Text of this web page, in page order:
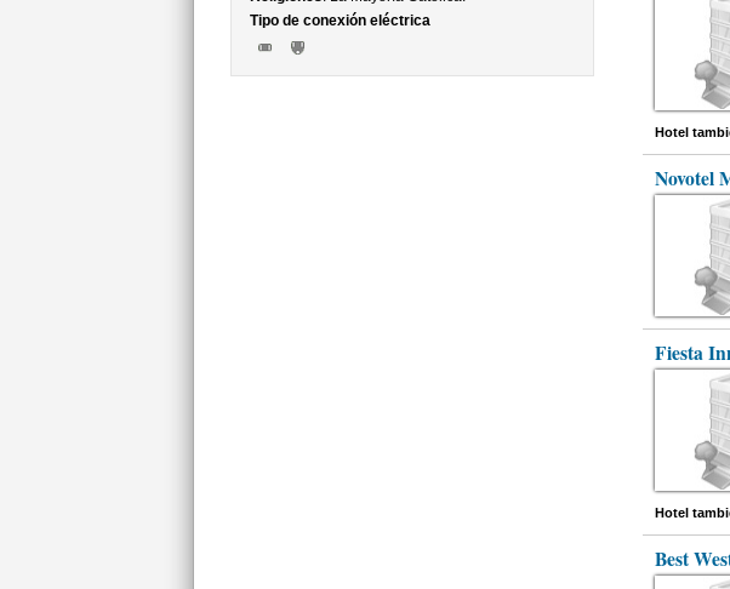
Tipo de conexión eléctrica
Hotel
Novotel
Fiesta
Hotel
Best